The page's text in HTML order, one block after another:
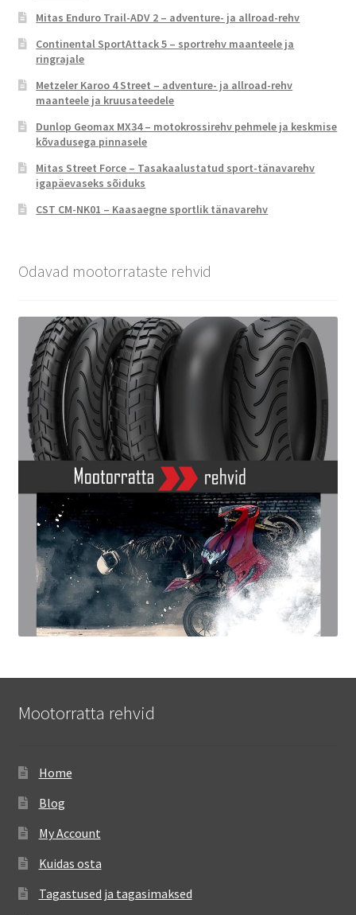
Mitas Enduro Trail-ADV 2 – adventure- ja allroad-rehv
Continental SportAttack 5 – sportrehv maanteele ja
ringrajale
Metzeler Karoo 4 Street – adventure- ja allroad-rehv
maanteele ja kruusateedele
Dunlop Geomax MX34 – motokrossirehv pehmele ja keskmise
kõvadusega pinnasele
Mitas Street Force – Tasakaalustatud sport-tänavarehv
igapäevaseks sõiduks
CST CM-NK01 – Kaasaegne sportlik tänavarehv
Odavad mootorrataste rehvid
Mootorratta rehvid
Home
Blog
My Account
Kuidas osta
Tagastused ja tagasimaksed